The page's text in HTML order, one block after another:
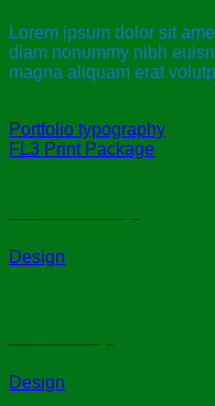
Lorem ipsum dolor sit
diam nonummy nibh
magna aliquam erat
Portfolio typography
FL3 Print Package
Design
Design